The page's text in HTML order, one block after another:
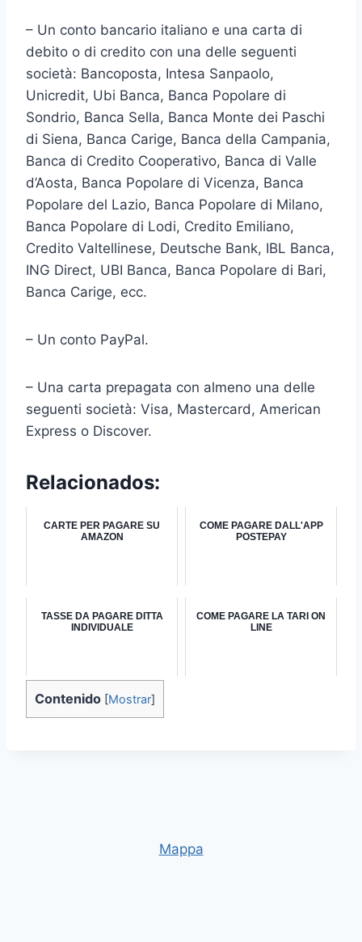
– Un conto bancario italiano e una carta di
debito o di credito con una delle seguenti
società: Bancoposta, Intesa Sanpaolo,
Unicredit, Ubi Banca, Banca Popolare di
Sondrio, Banca Sella, Banca Monte dei Paschi
di Siena, Banca Carige, Banca della Campania,
Banca di Credito Cooperativo, Banca di Valle
d’Aosta, Banca Popolare di Vicenza, Banca
Popolare del Lazio, Banca Popolare di Milano,
Banca Popolare di Lodi, Credito Emiliano,
Credito Valtellinese, Deutsche Bank, IBL Banca,
ING Direct, UBI Banca, Banca Popolare di Bari,
Banca Carige, ecc.
– Un conto PayPal.
– Una carta prepagata con almeno una delle
seguenti società: Visa, Mastercard, American
Express o Discover.
Relacionados:
CARTE PER PAGARE SU
AMAZON
COME PAGARE DALL'APP
POSTEPAY
TASSE DA PAGARE DITTA
INDIVIDUALE
COME PAGARE LA TARI ON
LINE
Contenido [Mostrar]
Mappa